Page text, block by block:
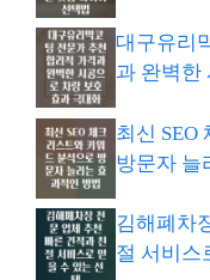
대구유리
과 완벽한
최신 SEO
방문자 늘
김해폐차
절 서비스